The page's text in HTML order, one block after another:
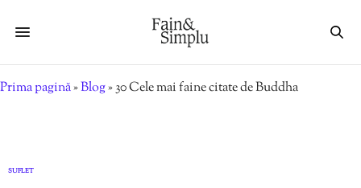
Prima pagină»Blog»30 Cele mai faine citate de Buddha
SUFLET